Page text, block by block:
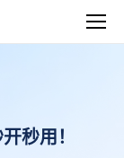
秒用！